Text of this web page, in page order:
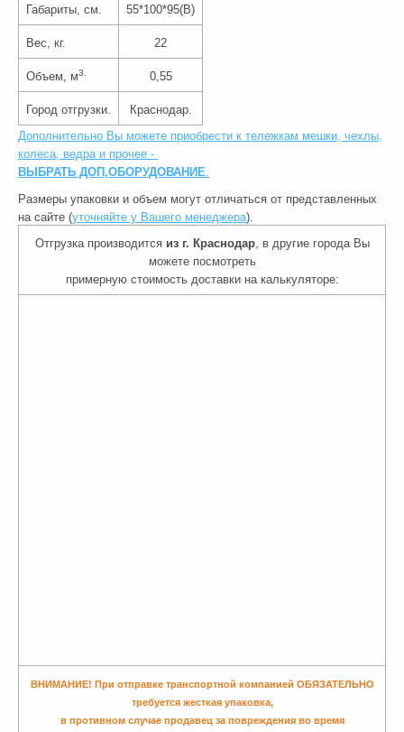
Габариты, см. 55*100*95(В)
Вес, кг. 22
Объем, м3. 0,55
Город отгрузки.
Краснодар.
Дополнительно Вы можете приобрести к тележкам мешки, чехлы,
колеса, ведра и прочее -
ВЫБРАТЬ ДОП,ОБОРУДОВАНИЕ.
Размеры упаковки и объем могут отличаться от представленных
на сайте (уточняйте у Вашего менеджера).
Отгрузка производится из г. Краснодар, в другие города Вы
можете посмотреть
примерную стоимость доставки на калькуляторе:
ВНИМАНИЕ! При отправке транспортной компанией ОБЯЗАТЕЛЬНО
требуется жесткая упаковка,
в противном случае продавец за повреждения во время